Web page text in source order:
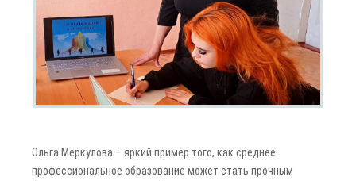
Ольга Меркулова – яркий пример того, как среднее
профессиональное образование может стать прочным